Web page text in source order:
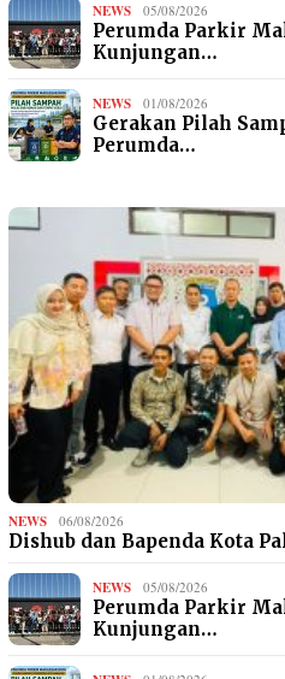
NEWS 05/08/2026
Perumda Parkir
Kunjungan…
NEWS 01/08/2026
Gerakan Pilah
Perumda…
NEWS 06/08/2026
Dishub dan Bapenda Kota
NEWS 05/08/2026
Perumda Parkir
Kunjungan…